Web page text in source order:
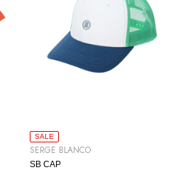
SALE
SERGE BLANCO
SB CAP